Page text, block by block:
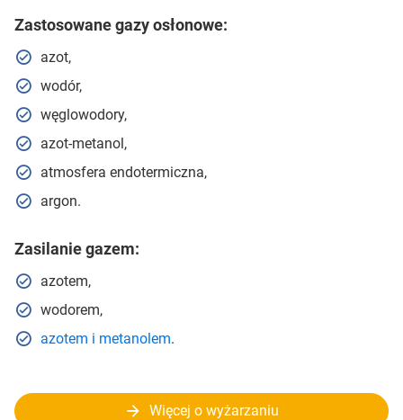
Zastosowane gazy osłonowe:
azot,
wodór,
węglowodory,
azot-metanol,
atmosfera endotermiczna,
argon.
Zasilanie gazem:
azotem,
wodorem,
azotem i metanolem.
Więcej o wyżarzaniu